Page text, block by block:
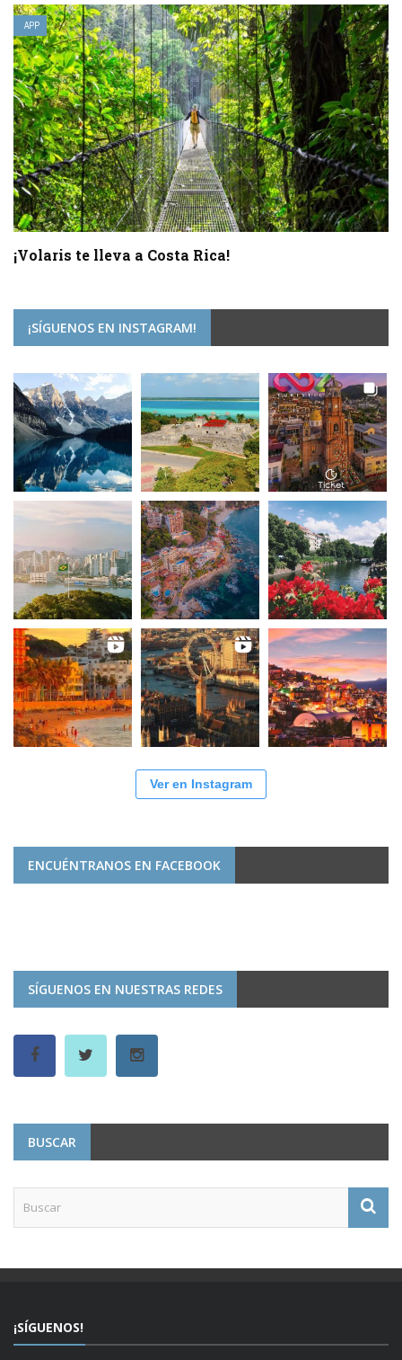
APP
¡Volaris te lleva a Costa Rica!
¡SÍGUENOS EN INSTAGRAM!
Ver en Instagram
ENCUÉNTRANOS EN FACEBOOK
SÍGUENOS EN NUESTRAS REDES
BUSCAR
¡SÍGUENOS!